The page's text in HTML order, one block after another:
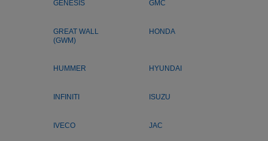
GENESIS GMC
GREAT WALL
(GWM)
HONDA
HUMMER HYUNDAI
INFINITI ISUZU
IVECO JAC